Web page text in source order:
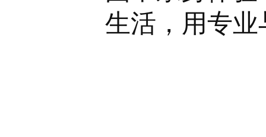
生活，用专